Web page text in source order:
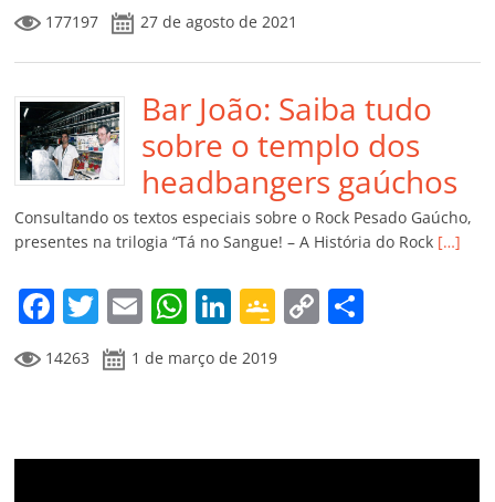
c
e
b
o
o
k
itt
er
ai
l
at
s
A
p
p
k
e
dI
n
o
gl
e
Cl
a
ss
ro
o
m
y
Li
n
k
p
ar
til
h
ar
177197 27 de agosto de 2021
Bar João: Saiba tudo
sobre o templo dos
headbangers gaúchos
Consultando os textos especiais sobre o Rock Pesado Gaúcho,
presentes na trilogia “Tá no Sangue! – A História do Rock […]
F
a
c
b
T
w
itt
E
m
ai
W
at
A
Li
n
k
dI
G
o
o
e
C
Li ar
14263 1 de março de 2019